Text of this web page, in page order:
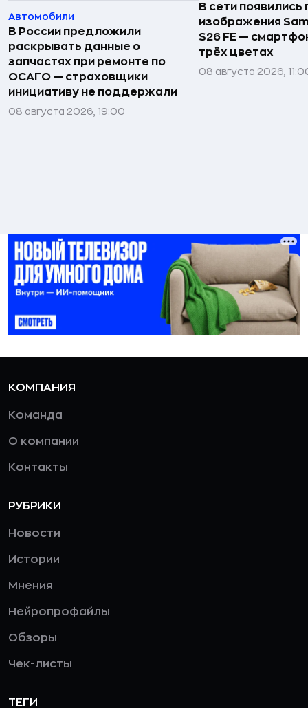
Автомобили
В России предложили
раскрывать данные о
запчастях при ремонте по
ОСАГО — страховщики
инициативу не поддержали
08 августа 2026, 19:00
В сети появились
изображения
S26 FE —
трёх цветах
08 августа 2026,
КОМПАНИЯ
Команда
О компании
Контакты
РУБРИКИ
Новости
Истории
Мнения
Нейропрофайлы
Обзоры
Чек-листы
ТЕГИ